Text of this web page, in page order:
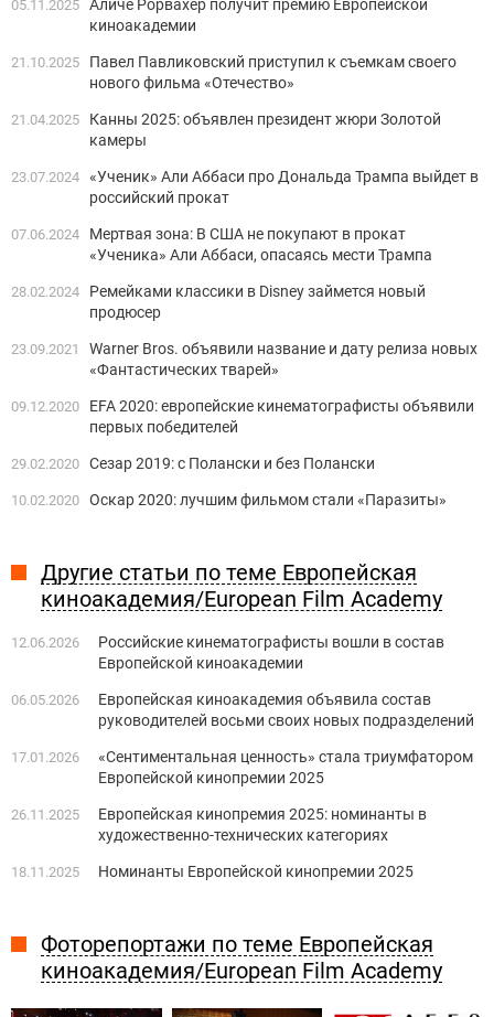
05.11.2025 Аличе Рорвахер получит премию Европейской
киноакадемии
21.10.2025
Павел Павликовский приступил к съемкам своего
нового фильма «Отечество»
21.04.2025
Канны 2025: объявлен президент жюри Золотой
камеры
23.07.2024 «Ученик» Али Аббаси про Дональда Трампа выйдет в
российский прокат
07.06.2024
Мертвая зона: В США не покупают в прокат
«Ученика» Али Аббаси, опасаясь мести Трампа
28.02.2024
Ремейками классики в Disney займется новый
продюсер
23.09.2021
Warner Bros. объявили название и дату релиза новых
«Фантастических тварей»
09.12.2020
EFA 2020: европейские кинематографисты объявили
первых победителей
29.02.2020 Сезар 2019: с Полански и без Полански
10.02.2020 Оскар 2020: лучшим фильмом стали «Паразиты»
Другие статьи по теме Европейская
киноакадемия/European Film Academy
12.06.2026
Российские кинематографисты вошли в состав
Европейской киноакадемии
06.05.2026
Европейская киноакадемия объявила состав
руководителей восьми своих новых подразделений
17.01.2026
«Сентиментальная ценность» стала триумфатором
Европейской кинопремии 2025
26.11.2025
Европейская кинопремия 2025: номинанты в
художественно-технических категориях
18.11.2025 Номинанты Европейской кинопремии 2025
Фоторепортажи по теме Европейская
киноакадемия/European Film Academy